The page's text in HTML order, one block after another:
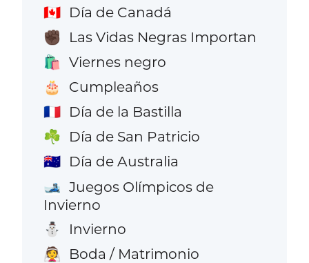
🇨🇦 Día de Canadá
✊🏿 Las Vidas Negras Importan
🛍️ Viernes negro
🎂 Cumpleaños
🇫🇷 Día de la Bastilla
☘️ Día de San Patricio
🇦🇺 Día de Australia
🎿 Juegos Olímpicos de
Invierno
⛄ Invierno
👰 Boda / Matrimonio